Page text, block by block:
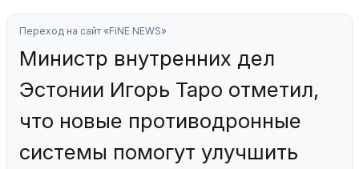
Переход на сайт «FiNE NEWS»
Министр внутренних дел
Эстонии Игорь Таро отметил,
что новые противодронные
системы помогут улучшить